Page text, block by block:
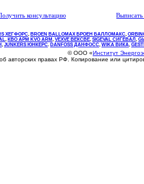
консультацию
ХЕГФОРС, BROEN BALLOMAX БРОЕН БАЛЛОМАКС,
, КВО АРМ KVO ARM, VEXVE ВЕКСВЕ, SIGEVAL СИГЕВАЛ ,
, JUNKERS ЮНКЕРС. DANFOSS ДАНФОСС, WIKA ВИКА,
© ООО «Институт
авторских правах РФ. Копирование или